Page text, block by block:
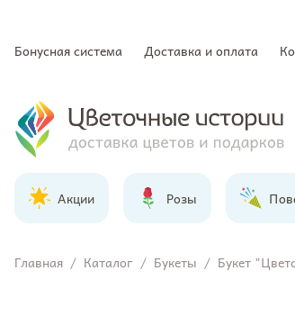
Бонусная система Доставка и оплата
Акции Розы
Главная / Каталог / Букеты / Букет